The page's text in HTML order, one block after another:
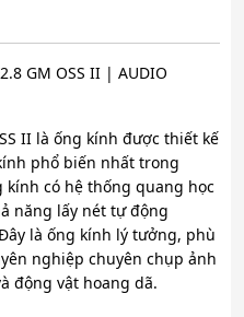
GM OSS II | AUDIO
II là ống kính được thiết kế
phổ biến nhất trong
kính có hệ thống quang học
năng lấy nét tự động
là ống kính lý tưởng, phù
nghiệp chuyên chụp ảnh
động vật hoang dã.